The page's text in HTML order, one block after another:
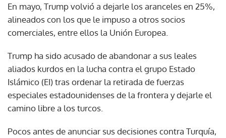
En mayo, Trump volvió a dejarle los aranceles en 25%,
alineados con los que le impuso a otros socios
comerciales, entre ellos la Unión Europea.
Trump ha sido acusado de abandonar a sus leales
aliados kurdos en la lucha contra el grupo Estado
Islámico (EI) tras ordenar la retirada de fuerzas
especiales estadounidenses de la frontera y dejarle el
camino libre a los turcos.
Pocos antes de anunciar sus decisiones contra Turquía,